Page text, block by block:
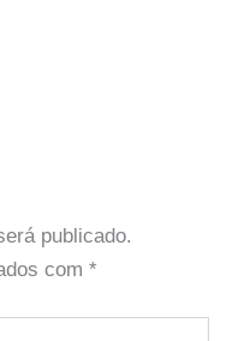
publicado.
com *